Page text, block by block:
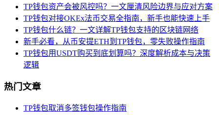
TP钱包资产会被风控吗？一文厘清风险边界与应对方案
TP钱包对接OKEx法币交易全指南，新手也能快速上手
TP钱包什么链？一文详解TP钱包支持的区块链网络
新手必看，从币安提ETH到TP钱包，零失败操作指南
TP钱包用USDT购买到底划算吗？深度解析成本与决策
逻辑
热门文章
TP钱包取消多签钱包操作指南